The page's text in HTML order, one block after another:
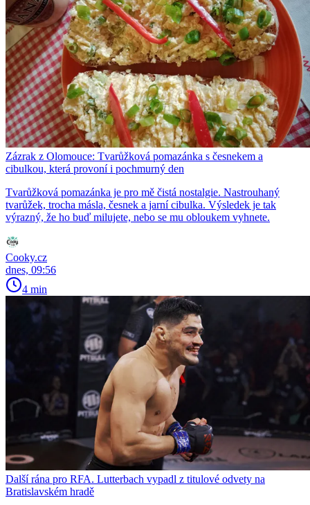
Zázrak z Olomouce: Tvarůžková pomazánka s česnekem a
cibulkou, která provoní i pochmurný den
Tvarůžková pomazánka je pro mě čistá nostalgie. Nastrouhaný
tvarůžek, trocha másla, česnek a jarní cibulka. Výsledek je tak
výrazný, že ho buď milujete, nebo se mu obloukem vyhnete.
Cooky.cz
dnes, 09:56
4 min
Další rána pro RFA. Lutterbach vypadl z titulové odvety na
Bratislavském hradě